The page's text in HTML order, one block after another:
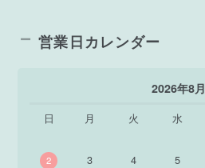
営業日カレンダー
2026年8月
日 月 火 水
2
3 4 5